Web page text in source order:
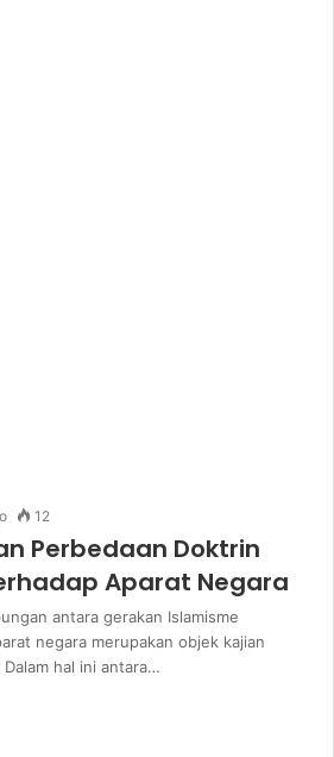
12
Perbedaan Doktrin
Aparat Negara
antara gerakan Islamisme
negara merupakan objek kajian
hal ini antara…